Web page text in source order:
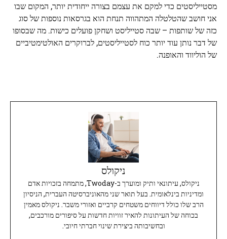
מסטייליסטים כדי למקם את עצמם בצורה ייחודית יותר, המקום שבו
אני חושב שהטלטלה המתהווה תנחת הוא בגרסאות נוספות של סוג
כזה של שותפות – שבה סטייליסט ושחקן פועלים כישות. מה שבסופו
של דבר נותן עוד יותר כוח לסטייליסטים, לברוקרים האולטימטיביים
של הוליווד והאופנה.
ניקולס
ניקולס, עיתונאי ותיק ומוערך ב-Twoday, מתמחה בזכויות אדם
ומדיניות בינלאומית. בעל תואר שני מהאוניברסיטה העברית, הניסיון
הרב שלו כולל דיווחים משטחים קרביים ואזורי משבר. ניקולס מאמין
בכוחה של העיתונות להאיר זוויות חדשות על סיפורים מורכבים,
ובחשיבותה ביצירת שינוי חברתי חיובי.